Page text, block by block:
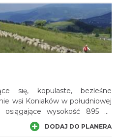
Przełęczy Salmopolskiej
w kierunku Równicy. Na
Czupla zlokalizowany jest
się, kopulaste, bezleśne
wsi Koniaków w południowej
osiągające wysokość 895 m
pokryta polami, łąkami i
punkt widokowy. Dojść
DODAJ DO PLANERA